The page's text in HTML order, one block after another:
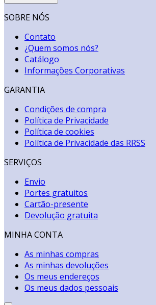
SOBRE NÓS
Contato
¿Quem somos nós?
Catálogo
Informações Corporativas
GARANTIA
Condições de compra
Política de Privacidade
Política de cookies
Política de Privacidade das RRSS
SERVIÇOS
Envio
Portes gratuitos
Cartão-presente
Devolução gratuita
MINHA CONTA
As minhas compras
As minhas devoluções
Os meus endereços
Os meus dados pessoais